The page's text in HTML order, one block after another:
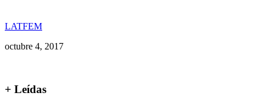
LATFEM
octubre 4, 2017
+ Leídas